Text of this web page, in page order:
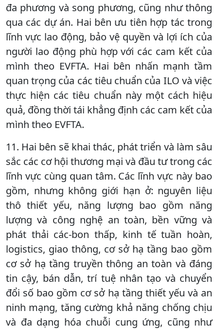
đa phương và song phương, cũng như thông
qua các dự án. Hai bên ưu tiên hợp tác trong
lĩnh vực lao động, bảo vệ quyền và lợi ích của
người lao động phù hợp với các cam kết của
mình theo EVFTA. Hai bên nhấn mạnh tầm
quan trọng của các tiêu chuẩn của ILO và việc
thực hiện các tiêu chuẩn này một cách hiệu
quả, đồng thời tái khẳng định các cam kết của
mình theo EVFTA.
11. Hai bên sẽ khai thác, phát triển và làm sâu
sắc các cơ hội thương mại và đầu tư trong các
lĩnh vực cùng quan tâm. Các lĩnh vực này bao
gồm, nhưng không giới hạn ở: nguyên liệu
thô thiết yếu, năng lượng bao gồm năng
lượng và công nghệ an toàn, bền vững và
phát thải các-bon thấp, kinh tế tuần hoàn,
logistics, giao thông, cơ sở hạ tầng bao gồm
cơ sở hạ tầng truyền thông an toàn và đáng
tin cậy, bán dẫn, trí tuệ nhân tạo và chuyển
đổi số bao gồm cơ sở hạ tầng thiết yếu và an
ninh mạng, tăng cường khả năng chống chịu
và đa dạng hóa chuỗi cung ứng, cũng như